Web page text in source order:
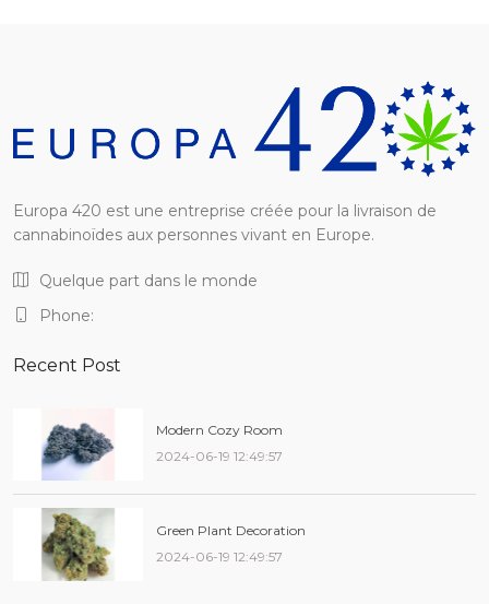
Europa 420 est une entreprise créée pour la livraison de
cannabinoïdes aux personnes vivant en Europe.
Quelque part dans le monde
Phone:
Recent Post
Modern Cozy Room
2024-06-19 12:49:57
Green Plant Decoration
2024-06-19 12:49:57